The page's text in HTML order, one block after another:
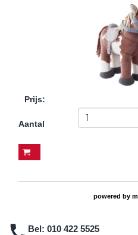
Prijs:
Aantal
powered by
Bel: 010 422 5525